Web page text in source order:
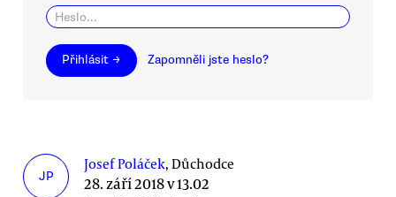
Přihlásit → Zapomněli jste heslo?
JP
Josef Poláček, Důchodce
28. září 2018 v 13.02